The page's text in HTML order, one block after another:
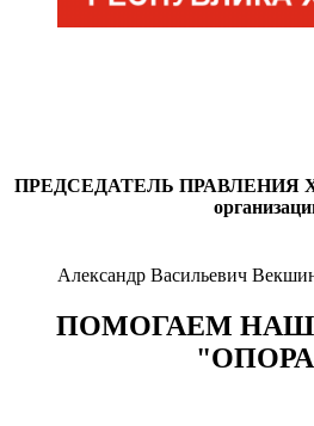
ПРЕДСЕДАТЕЛЬ ПРАВЛЕНИЯ
Александр Васильевич
ПОМОГАЕМ